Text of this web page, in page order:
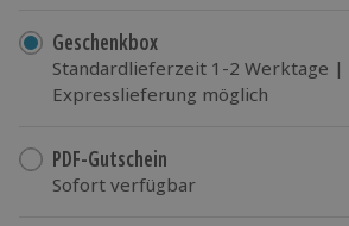
Geschenkbox
Standardlieferzeit 1-2 Werktage |
Expresslieferung möglich
PDF-Gutschein
Sofort verfügbar